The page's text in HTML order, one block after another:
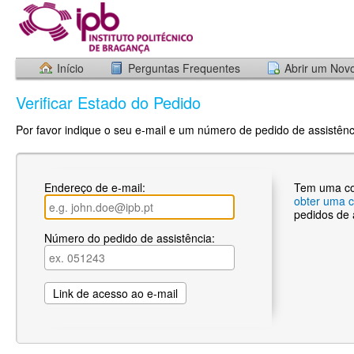
Início Perguntas Frequentes Abrir um
Verificar Estado do Pedido
Por favor indique o seu e-mail e um número de pedido de
Endereço de e-mail:
Número do pedido de assistência:
Tem uma
obter uma
pedidos de